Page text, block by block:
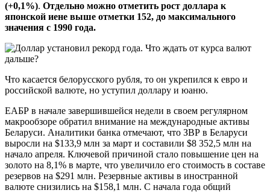
(+0,1%). Отдельно можно отметить рост доллара к
японской иене выше отметки 152, до максимального
значения с 1990 года.
Что касается белорусского рубля, то он укрепился к евро и
российской валюте, но уступил доллару и юаню.
ЕАБР в начале завершившейся недели в своем регулярном
макрообзоре обратил внимание на международные активы
Беларуси. Аналитики банка отмечают, что ЗВР в Беларуси
выросли на $133,9 млн за март и составили $8 352,5 млн на
начало апреля. Ключевой причиной стало повышение цен на
золото на 8,1% в марте, что увеличило его стоимость в составе
резервов на $291 млн. Резервные активы в иностранной
валюте снизились на $158,1 млн. С начала года общий